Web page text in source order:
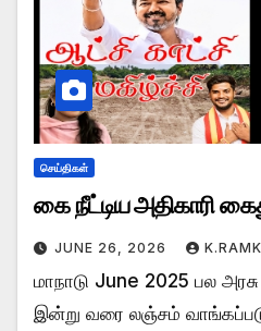
செய்திகள்
கை நீட்டிய அதிகாரி
JUNE 26, 2026
மாநாடு June 2025 பல
இன்று வரை லஞ்சம்